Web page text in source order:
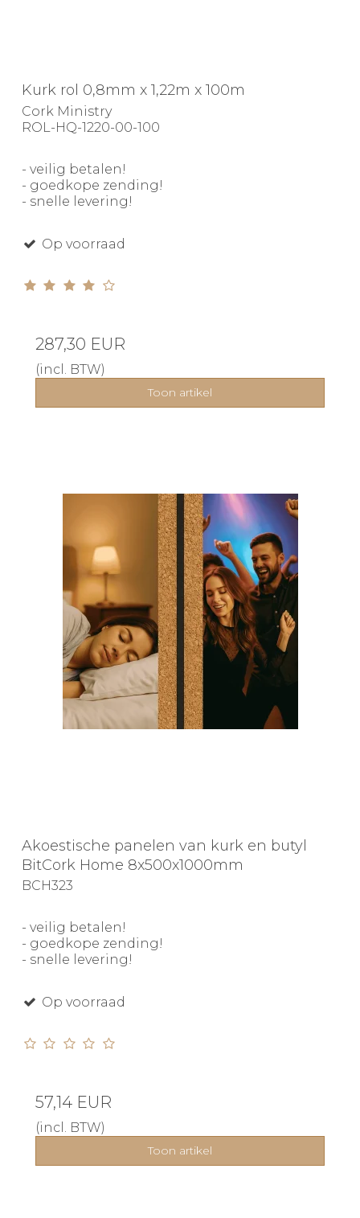
Kurk rol 0,8mm x 1,22m x 100m
Cork Ministry
ROL-HQ-1220-00-100
- veilig betalen!
- goedkope zending!
- snelle levering!
Op voorraad
287,30 EUR
(incl. BTW)
Toon artikel
Akoestische panelen van kurk en butyl
BitCork Home 8x500x1000mm
BCH323
- veilig betalen!
- goedkope zending!
- snelle levering!
Op voorraad
57,14 EUR
(incl. BTW)
Toon artikel